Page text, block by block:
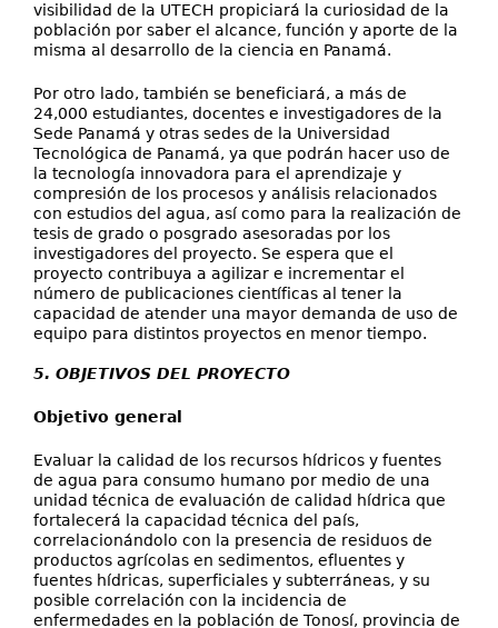
visibilidad de la UTECH propiciará la curiosidad de la
población por saber el alcance, función y aporte de la
misma al desarrollo de la ciencia en Panamá.
Por otro lado, también se beneficiará, a más de
24,000 estudiantes, docentes e investigadores de la
Sede Panamá y otras sedes de la Universidad
Tecnológica de Panamá, ya que podrán hacer uso de
la tecnología innovadora para el aprendizaje y
compresión de los procesos y análisis relacionados
con estudios del agua, así como para la realización de
tesis de grado o posgrado asesoradas por los
investigadores del proyecto. Se espera que el
proyecto contribuya a agilizar e incrementar el
número de publicaciones científicas al tener la
capacidad de atender una mayor demanda de uso de
equipo para distintos proyectos en menor tiempo.
5. OBJETIVOS DEL PROYECTO
Objetivo general
Evaluar la calidad de los recursos hídricos y fuentes
de agua para consumo humano por medio de una
unidad técnica de evaluación de calidad hídrica que
fortalecerá la capacidad técnica del país,
correlacionándolo con la presencia de residuos de
productos agrícolas en sedimentos, efluentes y
fuentes hídricas, superficiales y subterráneas, y su
posible correlación con la incidencia de
enfermedades en la población de Tonosí, provincia de